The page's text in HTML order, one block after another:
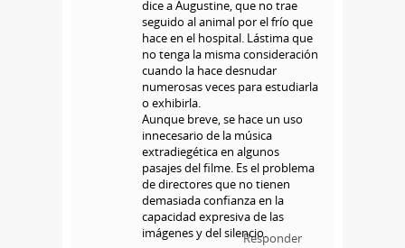
dice a Augustine, que no trae
seguido al animal por el frío que
hace en el hospital. Lástima que
no tenga la misma consideración
cuando la hace desnudar
numerosas veces para estudiarla
o exhibirla.
Aunque breve, se hace un uso
innecesario de la música
extradiegética en algunos
pasajes del filme. Es el problema
de directores que no tienen
demasiada confianza en la
capacidad expresiva de las
imágenes y del silencio.Responder